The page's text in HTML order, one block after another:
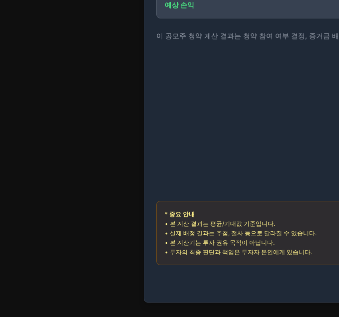
예상 손익
이 공모주 청약 계산 결과는 청약 참여 여부 결정, 증거금
* 중요 안내
• 본 계산 결과는 평균/기대값 기준입니다.
• 실제 배정 결과는 추첨, 절사 등으로 달라질 수 있습니다.
• 본 계산기는 투자 권유 목적이 아닙니다.
• 투자의 최종 판단과 책임은 투자자 본인에게 있습니다.